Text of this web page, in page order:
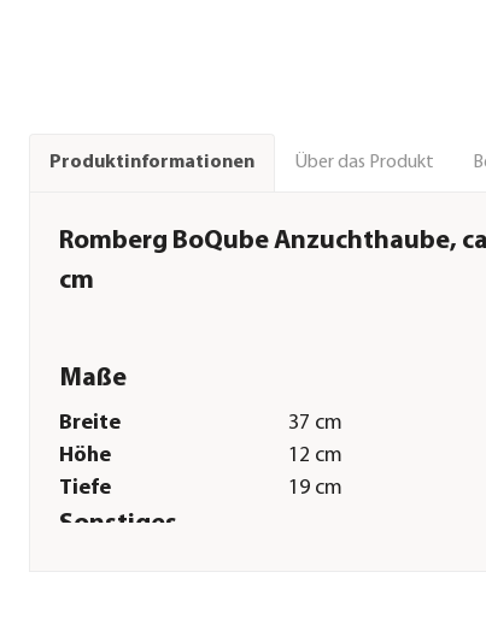
Produktinformationen Über das Produkt
Romberg BoQube Anzuchthaube,
cm
Maße
Breite
37 cm
Höhe
12 cm
Tiefe
19 cm
Sonstiges